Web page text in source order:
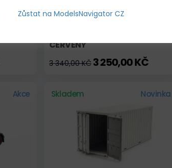
ČERVENÝ
3 340,00 KČ3 250,00 KČ
Akce Skladem
Zůstat na ModelsNavigator CZ